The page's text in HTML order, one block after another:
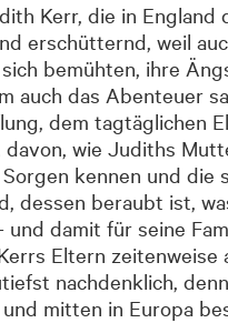
Kerr, die in England
erschütternd, weil
bemühten, ihre
auch das Abenteuer
dem tagtäglichen
wie Judiths
kennen und die
dessen beraubt ist,
damit für seine
Eltern zeitenweise
nachdenklich,
mitten in Europa